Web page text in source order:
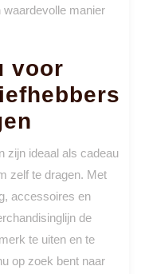
manier
voor
zijn ideaal als cadeau
zelf te dragen. Met
accessoires en
de
te uiten en te
op zoek bent naar